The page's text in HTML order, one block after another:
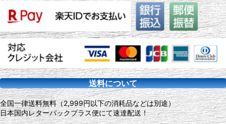
送料について
全国一律送料無料（2,999円以下の消耗品などは別途）
日本国内レターパックプラス便にて速達配送！